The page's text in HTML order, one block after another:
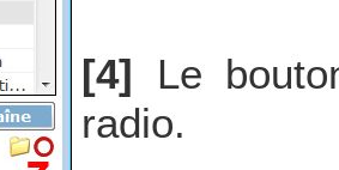
[4] Le
radio.